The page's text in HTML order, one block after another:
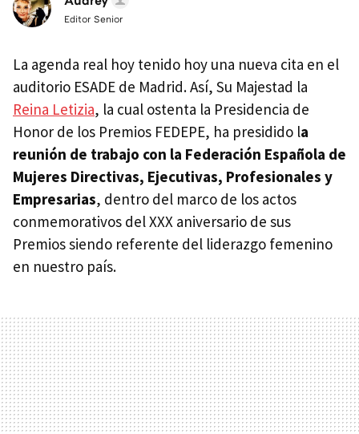
Editor Senior
La agenda real hoy tenido hoy una nueva cita en el
auditorio ESADE de Madrid. Así, ​Su Majestad la
Reina Letizia, la cual ostenta la Presidencia de
Honor de los Premios FEDEPE, ha presidido la
reunión de trabajo con la Federación Española de
Mujeres Directivas, Ejecutivas, Profesionales y
Empresarias, dentro del marco de los actos
conmemorativos del XXX aniversario de sus
Premios siendo referente del liderazgo femenino
en nuestro país.